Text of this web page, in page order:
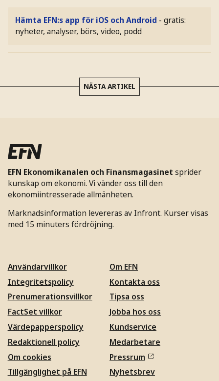
Hämta EFN:s app för iOS och Android - gratis:
nyheter, analyser, börs, video, podd
NÄSTA ARTIKEL
EFN Ekonomikanalen och Finansmagasinet sprider
kunskap om ekonomi. Vi vänder oss till den
ekonomiintresserade allmänheten.
Marknadsinformation levereras av Infront. Kurser visas
med 15 minuters fördröjning.
Användarvillkor
Integritetspolicy
Prenumerationsvillkor
FactSet villkor
Värdepapperspolicy
Redaktionell policy
Om cookies
Tillgänglighet på EFN
Om EFN
Kontakta oss
Tipsa oss
Jobba hos oss
Kundservice
Medarbetare
Pressrum
Nyhetsbrev